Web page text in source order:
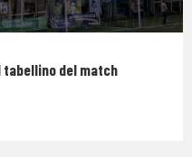
tabellino del match